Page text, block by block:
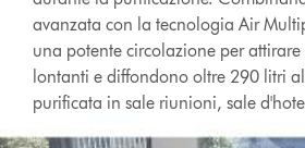
avanzata con la tecnologia Air
una potente circolazione per
lontanti e diffondono oltre 290 litri
purificata in sale riunioni, sale